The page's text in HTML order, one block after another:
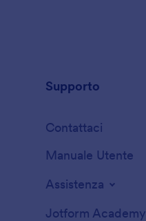
Supporto
Contattaci
Manuale Utente
Assistenza
Jotform Academy